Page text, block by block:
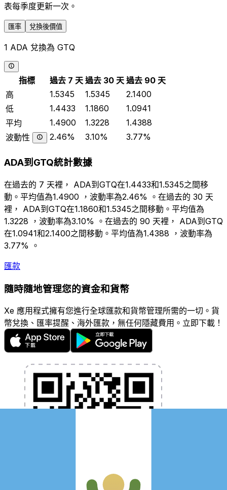
表每季度更新一次。
匯率 兌換後價值
1 ADA 兌換為 GTQ
指標 過去 7 天 過去 30 天 過去 90 天
高
1.5345 1.5345
2.1400
低
1.4433 1.1860
1.0941
平均
1.4900 1.3228
1.4388
波動性
2.46% 3.10% 3.77%
ADA到GTQ統計數據
在過去的 7 天裡， ADA到GTQ在1.4433和1.5345之間移
動。平均值為1.4900 ，波動率為2.46% 。在過去的 30 天
裡， ADA到GTQ在1.1860和1.5345之間移動。平均值為
1.3228 ，波動率為3.10% 。在過去的 90 天裡， ADA到GTQ
在1.0941和2.1400之間移動。平均值為1.4388 ，波動率為
3.77% 。
匯款
隨時隨地管理您的資金和貨幣
Xe 應用程式擁有您進行全球匯款和貨幣管理所需的一切。貨
幣兌換、匯率提醒、海外匯款，無任何隱藏費用。立即下載！